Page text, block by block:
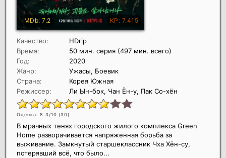
Качество:
HDrip
Время:
50 мин. серия (497 мин. всего)
Год:
2020
Жанр:
Ужасы, Боевик
Страна:
Корея Южная
Режиссер:
Ли Ын-бок, Чан Ён-у, Пак Со-хён
Оценка: 8.3/10 (30)
В мрачных тенях городского жилого комплекса Green
Home разворачивается напряженная борьба за
выживание. Замкнутый старшеклассник Чха Хён-су,
потерявший всё, что было...